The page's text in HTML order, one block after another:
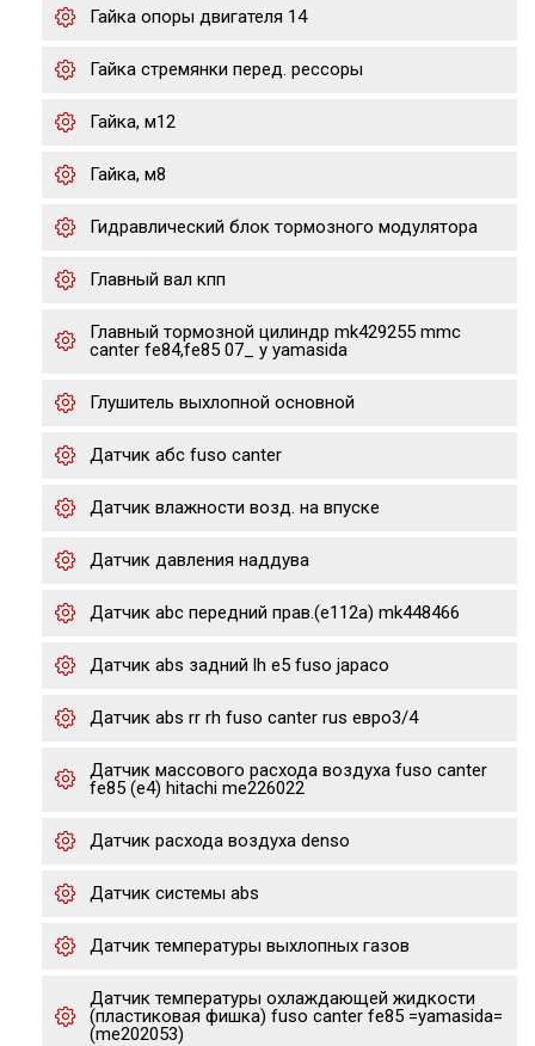
Гайка опоры двигателя 14
Гайка стремянки перед. рессоры
Гайка, м12
Гайка, м8
Гидравлический блок тормозного модулятора
Главный вал кпп
Главный тормозной цилиндр mk429255 mmc
canter fe84,fe85 07_ y yamasida
Глушитель выхлопной основной
Датчик абс fuso canter
Датчик влажности возд. на впуске
Датчик давления наддува
Датчик abc передний прав.(e112a) mk448466
Датчик abs задний lh e5 fuso japaco
Датчик abs rr rh fuso canter rus евро3/4
Датчик массового расхода воздуха fuso canter
fe85 (e4) hitachi me226022
Датчик расхода воздуха denso
Датчик системы abs
Датчик температуры выхлопных газов
Датчик температуры охлаждающей жидкости
(пластиковая фишка) fuso canter fe85 =yamasida=
(me202053)